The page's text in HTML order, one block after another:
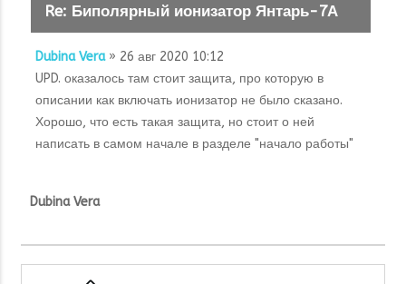
Re: Биполярный ионизатор Янтарь-7А
Dubina Vera» 26 авг 2020 10:12
UPD. оказалось там стоит защита, про которую в
описании как включать ионизатор не было сказано.
Хорошо, что есть такая защита, но стоит о ней
написать в самом начале в разделе "начало работы"
Dubina Vera